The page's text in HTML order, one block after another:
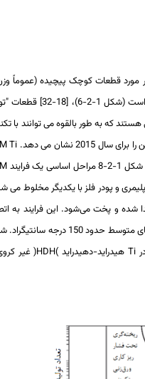
) به ویژه در مورد قطعات کوچک پیچیده (عموماً وزن 1
پوند یا کمتر) یا با پیچیدگی بالا، قابل استفاده است (شکل 1-2-6)، [18-32] قطعات "توپر"
نشان می دهد.
MIM Ti
MIM
یک چسب پلیمری و پودر فلز با یکدیگر مخلوط می شوند
و پخت می‌شود. این فرایند به اتصال
ترموپلاستیک متکی است برای شکل دادن در دمای متوسط ​​​حدود 150 درجه سانتیگراد. شکل
هیدراید-دهیدراید(
HDH
)غیر کروی را